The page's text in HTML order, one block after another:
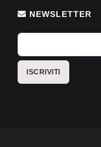
NEWSLETTER